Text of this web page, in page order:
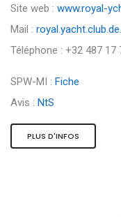
Site web : www.royal-
Mail :
Téléphone : +32 487 17
SPW-MI : Fiche
Avis : NtS
PLUS D'INFOS